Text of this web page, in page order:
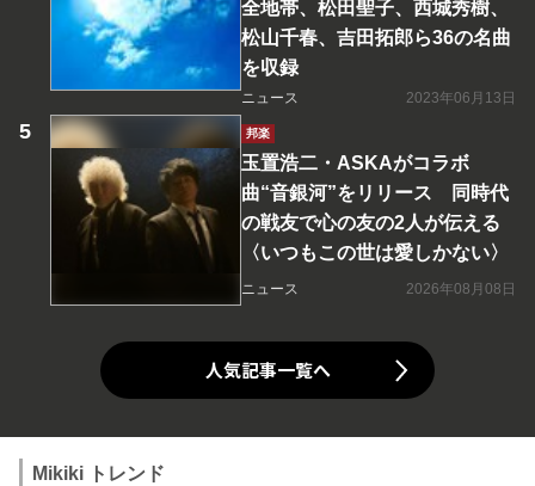
全地帯、松田聖子、西城秀樹、
松山千春、吉田拓郎ら36の名曲
を収録
ニュース 2023年06月13日
邦楽
玉置浩二・ASKAがコラボ
曲“音銀河”をリリース 同時代
の戦友で心の友の2人が伝える
〈いつもこの世は愛しかない〉
ニュース 2026年08月08日
人気記事一覧へ
Mikiki トレンド